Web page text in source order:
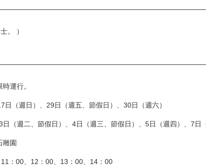
。 ）
運行。
（週日）、29日（週五、節假日）、30日（週六）
（週二、節假日）、4日（週三、節假日）、5日（週四）、7日
雕園
：00、12：00、13：00、14：00